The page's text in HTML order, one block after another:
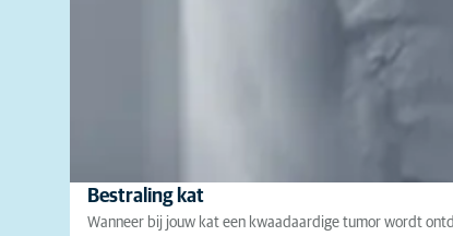
Bestraling kat
Wanneer bij jouw kat een kwaadaardige tumor wordt